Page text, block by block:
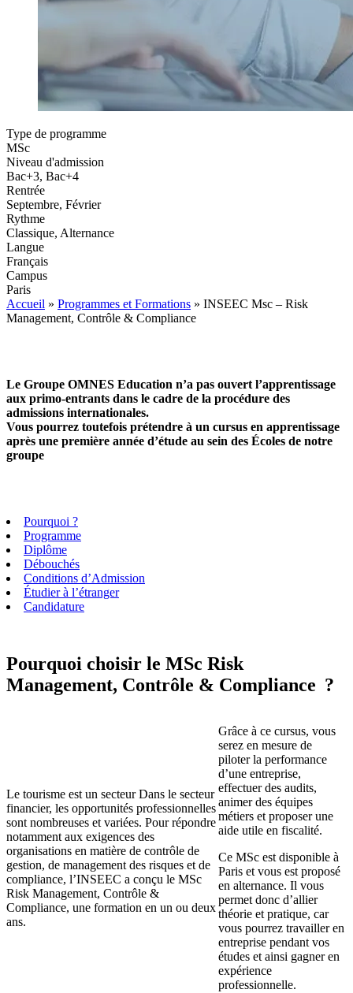
Type de programme
MSc
Niveau d'admission
Bac+3, Bac+4
Rentrée
Septembre, Février
Rythme
Classique, Alternance
Langue
Français
Campus
Paris
Accueil » Programmes et Formations » INSEEC Msc – Risk
Management, Contrôle & Compliance
Le Groupe OMNES Education n’a pas ouvert l’apprentissage
aux primo-entrants dans le cadre de la procédure des
admissions internationales.
Vous pourrez toutefois prétendre à un cursus en apprentissage
après une première année d’étude au sein des Écoles de notre
groupe
Pourquoi ?
Programme
Diplôme
Débouchés
Conditions d’Admission
Étudier à l’étranger
Candidature
Pourquoi choisir le MSc Risk
Management, Contrôle & Compliance ?
Le tourisme est un secteur Dans le secteur
financier, les opportunités professionnelles
sont nombreuses et variées. Pour répondre
notamment aux exigences des
organisations en matière de contrôle de
gestion, de management des risques et de
compliance, l’INSEEC a conçu le MSc
Risk Management, Contrôle &
Compliance, une formation en un ou deux
ans.
Grâce à ce cursus, vous
serez en mesure de
piloter la performance
d’une entreprise,
effectuer des audits,
animer des équipes
métiers et proposer une
aide utile en fiscalité.
Ce MSc est disponible à
Paris et vous est proposé
en alternance. Il vous
permet donc d’allier
théorie et pratique, car
vous pourrez travailler en
entreprise pendant vos
études et ainsi gagner en
expérience
professionnelle.